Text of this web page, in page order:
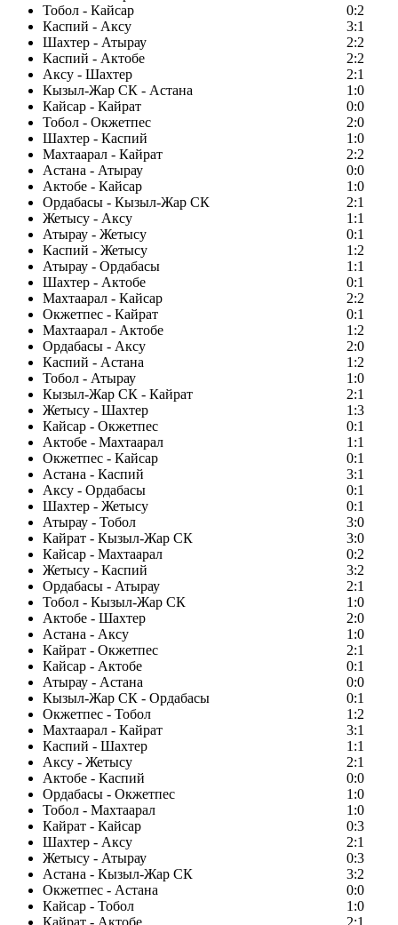
Тобол - Кайсар
0:2
Каспий - Аксу
3:1
Шахтер - Атырау
2:2
Каспий - Актобе
2:2
Аксу - Шахтер
2:1
Кызыл-Жар СК - Астана
1:0
Кайсар - Кайрат
0:0
Тобол - Окжетпес
2:0
Шахтер - Каспий
1:0
Махтаарал - Кайрат
2:2
Астана - Атырау
0:0
Актобе - Кайсар
1:0
Ордабасы - Кызыл-Жар СК
2:1
Жетысу - Аксу
1:1
Атырау - Жетысу
0:1
Каспий - Жетысу
1:2
Атырау - Ордабасы
1:1
Шахтер - Актобе
0:1
Махтаарал - Кайсар
2:2
Окжетпес - Кайрат
0:1
Махтаарал - Актобе
1:2
Ордабасы - Аксу
2:0
Каспий - Астана
1:2
Тобол - Атырау
1:0
Кызыл-Жар СК - Кайрат
2:1
Жетысу - Шахтер
1:3
Кайсар - Окжетпес
0:1
Актобе - Махтаарал
1:1
Окжетпес - Кайсар
0:1
Астана - Каспий
3:1
Аксу - Ордабасы
0:1
Шахтер - Жетысу
0:1
Атырау - Тобол
3:0
Кайрат - Кызыл-Жар СК
3:0
Кайсар - Махтаарал
0:2
Жетысу - Каспий
3:2
Ордабасы - Атырау
2:1
Тобол - Кызыл-Жар СК
1:0
Актобе - Шахтер
2:0
Астана - Аксу
1:0
Кайрат - Окжетпес
2:1
Кайсар - Актобе
0:1
Атырау - Астана
0:0
Кызыл-Жар СК - Ордабасы
0:1
Окжетпес - Тобол
1:2
Махтаарал - Кайрат
3:1
Каспий - Шахтер
1:1
Аксу - Жетысу
2:1
Актобе - Каспий
0:0
Ордабасы - Окжетпес
1:0
Тобол - Махтаарал
1:0
Кайрат - Кайсар
0:3
Шахтер - Аксу
2:1
Жетысу - Атырау
0:3
Астана - Кызыл-Жар СК
3:2
Окжетпес - Астана
0:0
Кайсар - Тобол
1:0